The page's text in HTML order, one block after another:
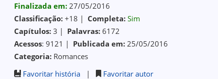
Finalizada em: 27/05/2016
Classificação: +18 | Completa: Sim
Capítulos: 3 | Palavras: 6172
Acessos: 9121 | Publicada em: 25/05/2016
Categoria: Romances
Favoritar história|
Favoritar autor